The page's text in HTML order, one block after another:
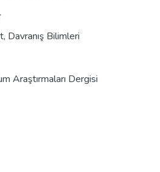
, Davranış Bilimleri
Araştırmaları Dergisi